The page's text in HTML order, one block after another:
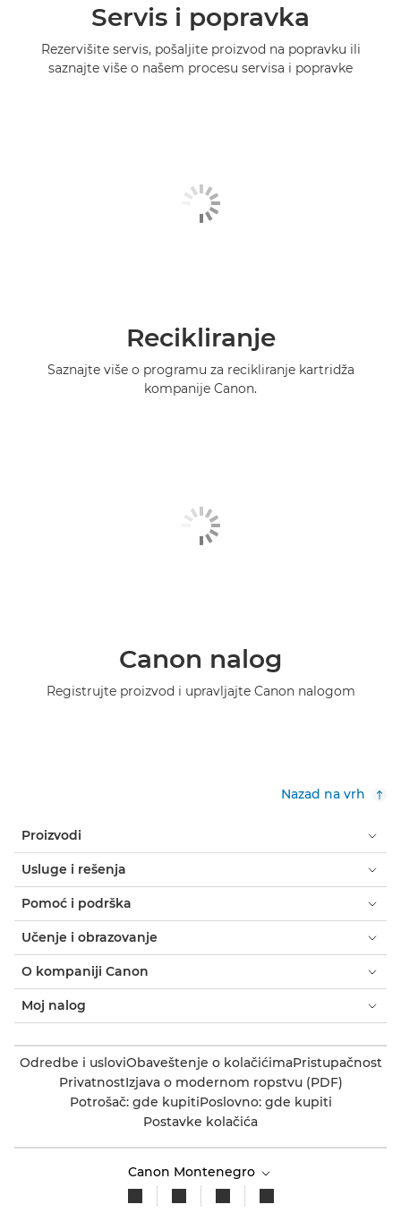
Servis i popravka
Rezervišite servis, pošaljite proizvod na popravku ili
saznajte više o našem procesu servisa i popravke
Recikliranje
Saznajte više o programu za recikliranje kartridža
kompanije Canon.
Canon nalog
Registrujte proizvod i upravljajte Canon nalogom
Nazad na vrh
Proizvodi
Usluge i rešenja
Pomoć i podrška
Učenje i obrazovanje
O kompaniji Canon
Moj nalog
Odredbe i usloviObaveštenje o kolačićimaPristupačnost
PrivatnostIzjava o modernom ropstvu (PDF)
Potrošač: gde kupitiPoslovno: gde kupiti
Postavke kolačića
Canon Montenegro